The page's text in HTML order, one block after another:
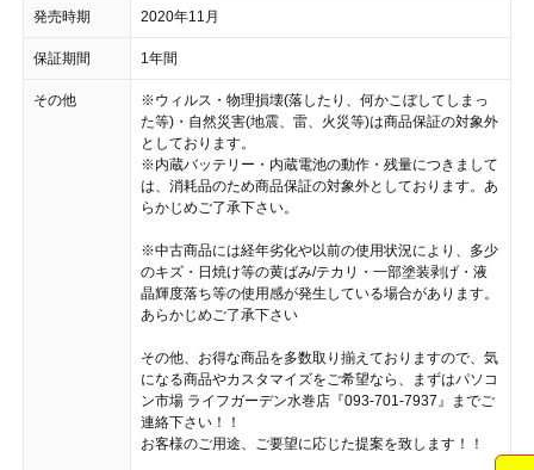
発売時期 2020年11月
保証期間 1年間
その他
※ウィルス・物理損壊(落したり、何かこぼしてしまっ
た等)・自然災害(地震、雷、火災等)は商品保証の対象外
としております。
※内蔵バッテリー・内蔵電池の動作・残量につきまして
は、消耗品のため商品保証の対象外としております。あ
らかじめご了承下さい。
※中古商品には経年劣化や以前の使用状況により、多少
のキズ・日焼け等の黄ばみ/テカリ・一部塗装剥げ・液
晶輝度落ち等の使用感が発生している場合があります。
あらかじめご了承下さい
その他、お得な商品を多数取り揃えておりますので、気
になる商品やカスタマイズをご希望なら、まずはパソコ
ン市場 ライフガーデン水巻店『093-701-7937』までご
連絡下さい！！
お客様のご用途、ご要望に応じた提案を致します！！